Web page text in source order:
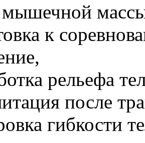
к
рельефа
после
гибкости